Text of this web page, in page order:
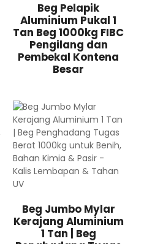
Beg Pelapik
Aluminium Pukal 1
Tan Beg 1000kg FIBC
Pengilang dan
Pembekal Kontena
Besar
Beg Jumbo Mylar
Kerajang Aluminium
1 Tan | Beg